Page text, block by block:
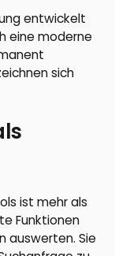
entwickelt
eine moderne
sich
ist mehr als
Funktionen
auswerten. Sie